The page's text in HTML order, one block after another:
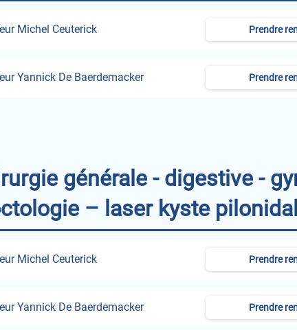
Michel Ceuterick Prendre
Yannick De Baerdemacker Prendre
générale - digestive -
– laser kyste pilonidal
Michel Ceuterick Prendre
Yannick De Baerdemacker Prendre